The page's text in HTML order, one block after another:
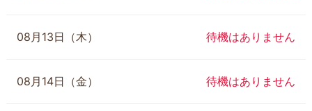
08月13日（木） 待機はありません
08月14日（金） 待機はありません